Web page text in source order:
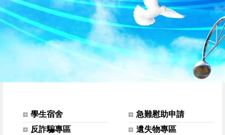
網站選單學生宿舍
急難慰助申請
反詐騙專區
遺失物專區